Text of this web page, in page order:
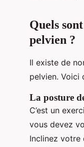
Quels
pelvien ?
Il existe de
pelvien. Voici
La posture
C’est un
vous devez
Inclinez votre